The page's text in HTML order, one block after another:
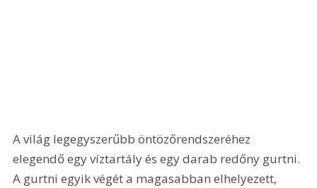
A világ legegyszerűbb öntözőrendszeréhez
elegendő egy víztartály és egy darab redőny gurtni.
A gurtni egyik végét a magasabban elhelyezett,